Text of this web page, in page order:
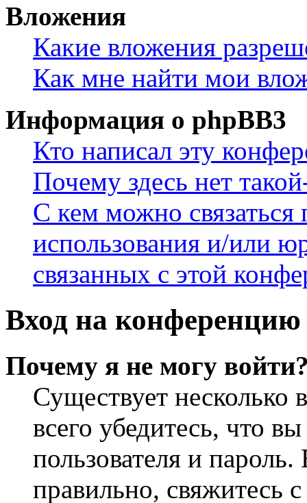
Вложения
Какие вложения
Как мне найти мои
Информация о phpBB3
Кто написал эту
Почему здесь нет
С кем можно связаться
использования и/или
связанных с этой
Вход на конференцию
Почему я не могу
Существует
всего убедитесь, что
пользователя и
правильно, свяжитесь